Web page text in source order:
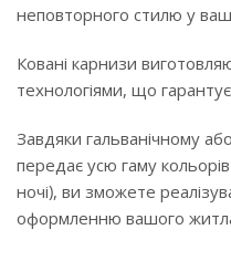
неповторного стилю у
Ковані карнизи
технологіями, що гарантує
Завдяки гальванічному
передає усю гаму
ночі), ви зможете
оформленню вашого